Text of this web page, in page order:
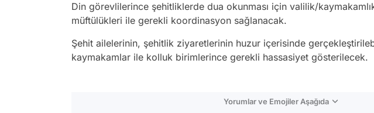
Din görevlilerince şehitliklerde dua okunması için valilik/
müftülükleri ile gerekli koordinasyon sağlanacak.
Şehit ailelerinin, şehitlik ziyaretlerinin huzur içerisinde
kaymakamlar ile kolluk birimlerince gerekli hassasiyet gösterilecek.
Yorumlar ve Emojiler Aşağıda